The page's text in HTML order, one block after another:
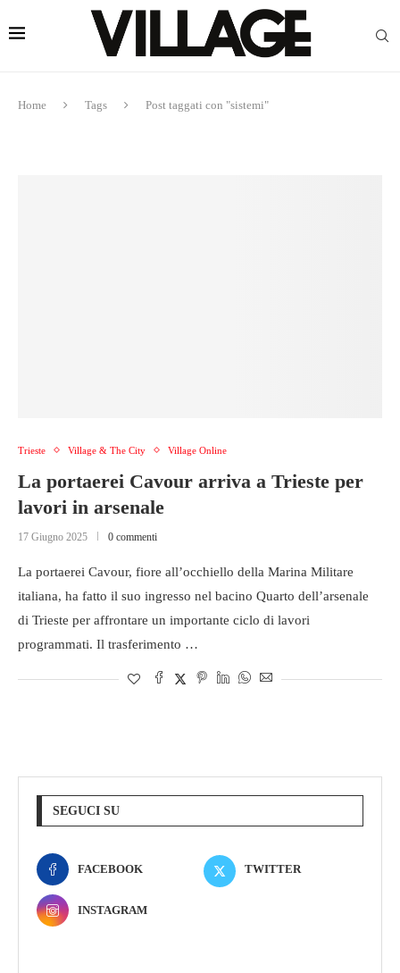
Home Tags Post taggati con "sistemi"
Trieste Village & The City Village Online
La portaerei Cavour arriva a Trieste per
lavori in arsenale
17 Giugno 2025 0 commenti
La portaerei Cavour, fiore all’occhiello della Marina Militare
italiana, ha fatto il suo ingresso nel bacino Quarto dell’arsenale
di Trieste per affrontare un importante ciclo di lavori
programmati. Il trasferimento …
SEGUCI SU
FACEBOOK TWITTER
INSTAGRAM